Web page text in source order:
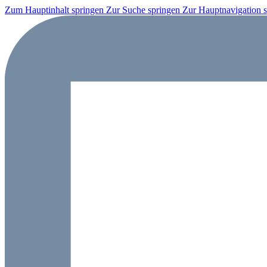
Zum Hauptinhalt springen Zur Suche springen Zur Hauptnavigation